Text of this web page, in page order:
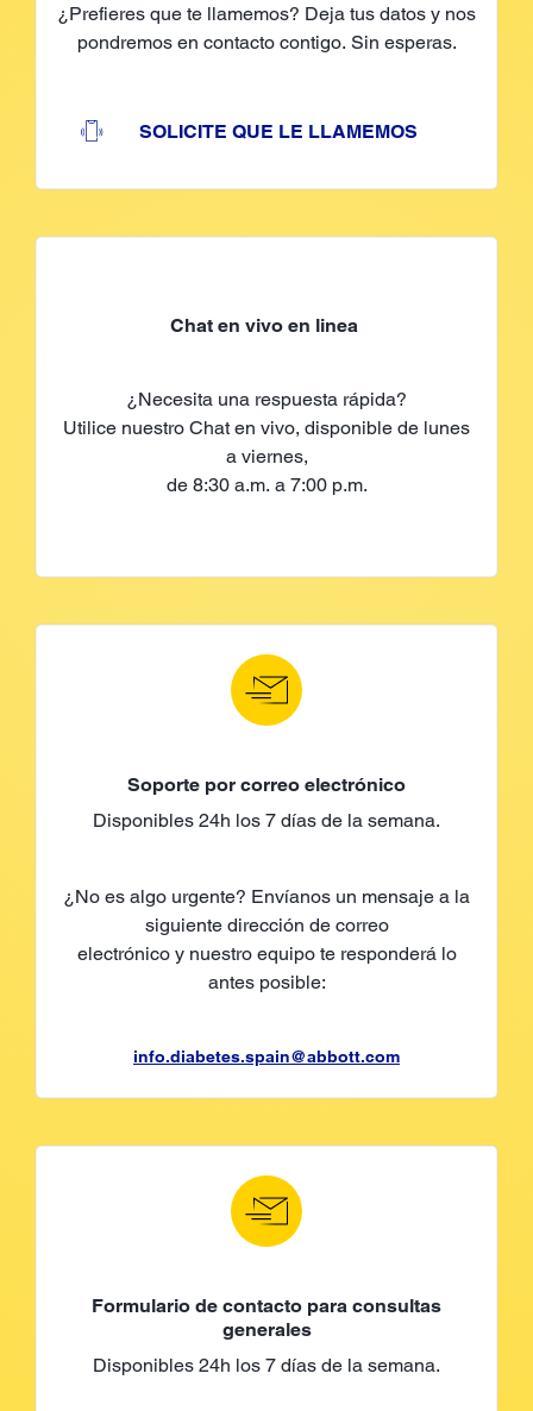
¿Prefieres que te llamemos? Deja tus datos y nos
pondremos en contacto contigo. Sin esperas.
SOLICITE QUE LE LLAMEMOS
Chat en vivo en linea
¿Necesita una respuesta rápida?
Utilice nuestro Chat en vivo, disponible de lunes
a viernes,
de 8:30 a.m. a 7:00 p.m.
Soporte por correo electrónico
Disponibles 24h los 7 días de la semana.
¿No es algo urgente? Envíanos un mensaje a la
siguiente dirección de correo
electrónico y nuestro equipo te responderá lo
antes posible:
info.diabetes.spain@abbott.com
Formulario de contacto para consultas
generales
Disponibles 24h los 7 días de la semana.